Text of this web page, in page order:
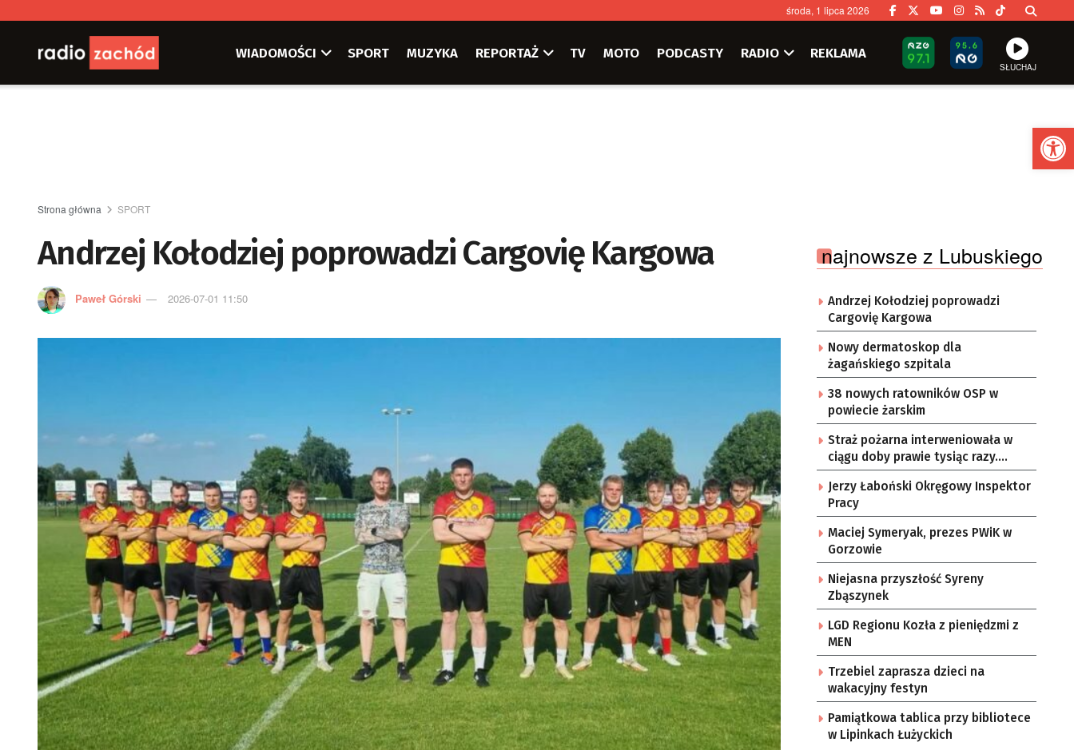
środa, 1 lipca 2026
WIADOMOŚCI SPORT MUZYKA REPORTAŻ TV MOTO PODCASTY RADIO REKLAMA
SŁUCHAJ
Strona główna SPORT
Andrzej Kołodziej poprowadzi Cargovię Kargowa
Paweł Górski 2026-07-01 11:50
najnowsze z Lubuskiego
Andrzej Kołodziej poprowadzi
Cargovię Kargowa
Nowy dermatoskop dla
żagańskiego szpitala
38 nowych ratowników OSP w
powiecie żarskim
Straż pożarna interweniowała w
ciągu doby prawie tysiąc razy.
Zniszczenia w Osowej Sieni
Jerzy Łaboński Okręgowy Inspektor
Pracy
Maciej Symeryak, prezes PWiK w
Gorzowie
Niejasna przyszłość Syreny
Zbąszynek
LGD Regionu Kozła z pieniędzmi z
MEN
Trzebiel zaprasza dzieci na
wakacyjny festyn
Pamiątkowa tablica przy bibliotece
w Lipinkach Łużyckich